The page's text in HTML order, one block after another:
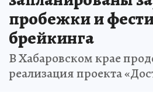
пробежки и
брейкинга
В Хабаровском крае
реализация проекта